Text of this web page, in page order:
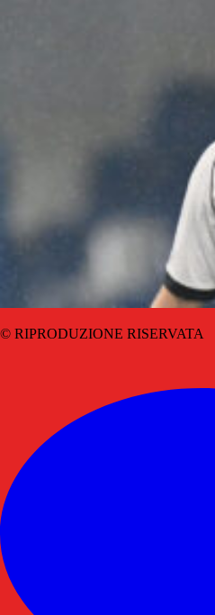
© RIPRODUZIONE RISERVATA